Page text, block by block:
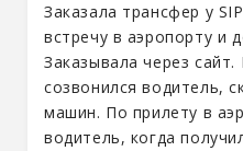
Заказала трансфер у
встречу в аэропорту и
Заказывала через
созвонился водитель,
машин. По прилету в
водитель, когда